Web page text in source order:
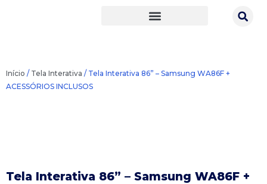
Início / Tela Interativa / Tela Interativa 86” – Samsung WA86F +
ACESSÓRIOS INCLUSOS
Tela Interativa 86” – Samsung WA86F +